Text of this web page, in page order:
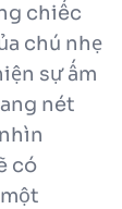
chiếc
chú nhẹ
sự ấm
nét
có